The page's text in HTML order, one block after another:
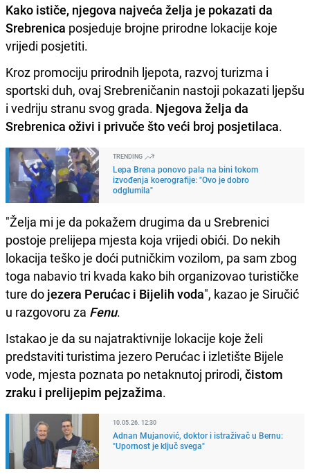
Kako ističe, njegova najveća želja je pokazati da
Srebrenica posjeduje brojne prirodne lokacije koje
vrijedi posjetiti.
Kroz promociju prirodnih ljepota, razvoj turizma i
sportski duh, ovaj Srebreničanin nastoji pokazati ljepšu
i vedriju stranu svog grada. Njegova želja da
Srebrenica oživi i privuče što veći broj posjetilaca.
TRENDING
Lepa Brena ponovo pala na bini tokom
izvođenja koerografije: "Ovo je dobro
odglumila"
"Želja mi je da pokažem drugima da u Srebrenici
postoje prelijepa mjesta koja vrijedi obići. Do nekih
lokacija teško je doći putničkim vozilom, pa sam zbog
toga nabavio tri kvada kako bih organizovao turističke
ture do jezera Perućac i Bijelih voda", kazao je Siručić
u razgovoru za Fenu.
Istakao je da su najatraktivnije lokacije koje želi
predstaviti turistima jezero Perućac i izletište Bijele
vode, mjesta poznata po netaknutoj prirodi, čistom
zraku i prelijepim pejzažima.
10.05.26. 12:30
Adnan Mujanović, doktor i istraživač u Bernu:
"Upornost je ključ svega"